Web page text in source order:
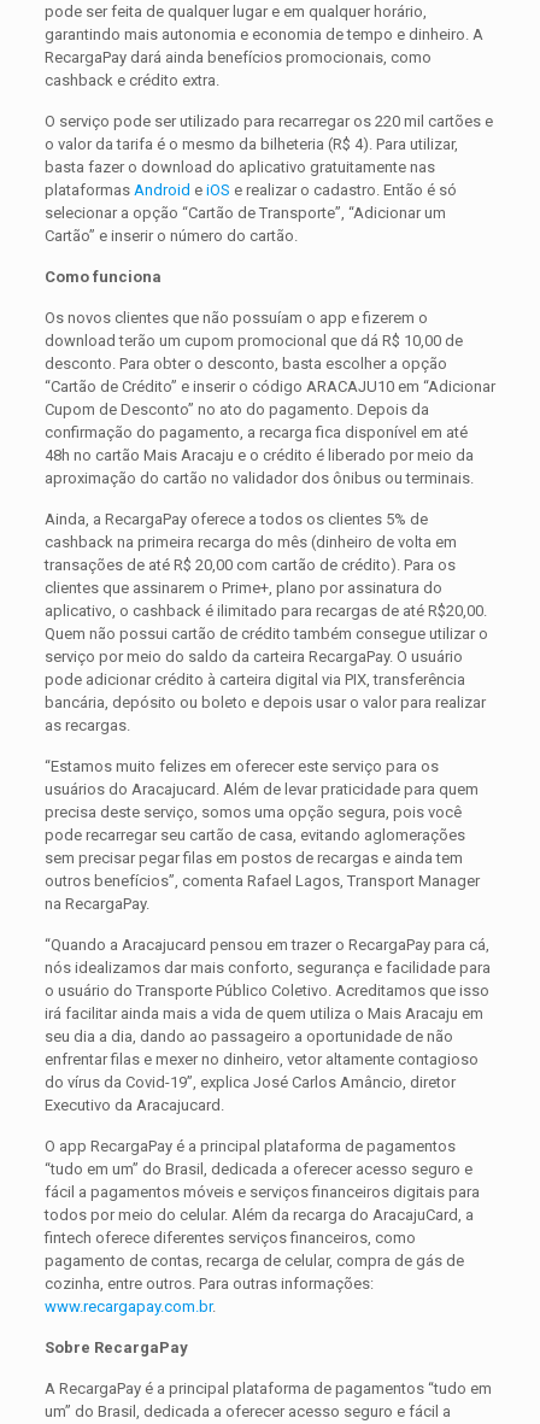
pode ser feita de qualquer lugar e em qualquer horário,
garantindo mais autonomia e economia de tempo e dinheiro. A
RecargaPay dará ainda benefícios promocionais, como
cashback e crédito extra.
O serviço pode ser utilizado para recarregar os 220 mil cartões e
o valor da tarifa é o mesmo da bilheteria (R$ 4). Para utilizar,
basta fazer o download do aplicativo gratuitamente nas
plataformas Android e iOS e realizar o cadastro. Então é só
selecionar a opção “Cartão de Transporte”, “Adicionar um
Cartão” e inserir o número do cartão.
Como funciona
Os novos clientes que não possuíam o app e fizerem o
download terão um cupom promocional que dá R$ 10,00 de
desconto. Para obter o desconto, basta escolher a opção
“Cartão de Crédito” e inserir o código ARACAJU10 em “Adicionar
Cupom de Desconto” no ato do pagamento. Depois da
confirmação do pagamento, a recarga fica disponível em até
48h no cartão Mais Aracaju e o crédito é liberado por meio da
aproximação do cartão no validador dos ônibus ou terminais.
Ainda, a RecargaPay oferece a todos os clientes 5% de
cashback na primeira recarga do mês (dinheiro de volta em
transações de até R$ 20,00 com cartão de crédito). Para os
clientes que assinarem o Prime+, plano por assinatura do
aplicativo, o cashback é ilimitado para recargas de até R$20,00.
Quem não possui cartão de crédito também consegue utilizar o
serviço por meio do saldo da carteira RecargaPay. O usuário
pode adicionar crédito à carteira digital via PIX, transferência
bancária, depósito ou boleto e depois usar o valor para realizar
as recargas.
“Estamos muito felizes em oferecer este serviço para os
usuários do Aracajucard. Além de levar praticidade para quem
precisa deste serviço, somos uma opção segura, pois você
pode recarregar seu cartão de casa, evitando aglomerações
sem precisar pegar filas em postos de recargas e ainda tem
outros benefícios”, comenta Rafael Lagos, Transport Manager
na RecargaPay.
“Quando a Aracajucard pensou em trazer o RecargaPay para cá,
nós idealizamos dar mais conforto, segurança e facilidade para
o usuário do Transporte Público Coletivo. Acreditamos que isso
irá facilitar ainda mais a vida de quem utiliza o Mais Aracaju em
seu dia a dia, dando ao passageiro a oportunidade de não
enfrentar filas e mexer no dinheiro, vetor altamente contagioso
do vírus da Covid-19”, explica José Carlos Amâncio, diretor
Executivo da Aracajucard.
O app RecargaPay é a principal plataforma de pagamentos
“tudo em um” do Brasil, dedicada a oferecer acesso seguro e
fácil a pagamentos móveis e serviços financeiros digitais para
todos por meio do celular. Além da recarga do AracajuCard, a
fintech oferece diferentes serviços financeiros, como
pagamento de contas, recarga de celular, compra de gás de
cozinha, entre outros. Para outras informações:
www.recargapay.com.br.
Sobre RecargaPay
A RecargaPay é a principal plataforma de pagamentos “tudo em
um” do Brasil, dedicada a oferecer acesso seguro e fácil a